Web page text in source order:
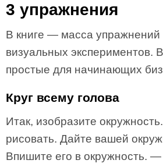
3 упражнения
В книге — масса упражнений
визуальных экспериментов.
простые для начинающих
Круг всему голова
Итак, изобразите
рисовать. Дайте вашей
Впишите его в окружность.